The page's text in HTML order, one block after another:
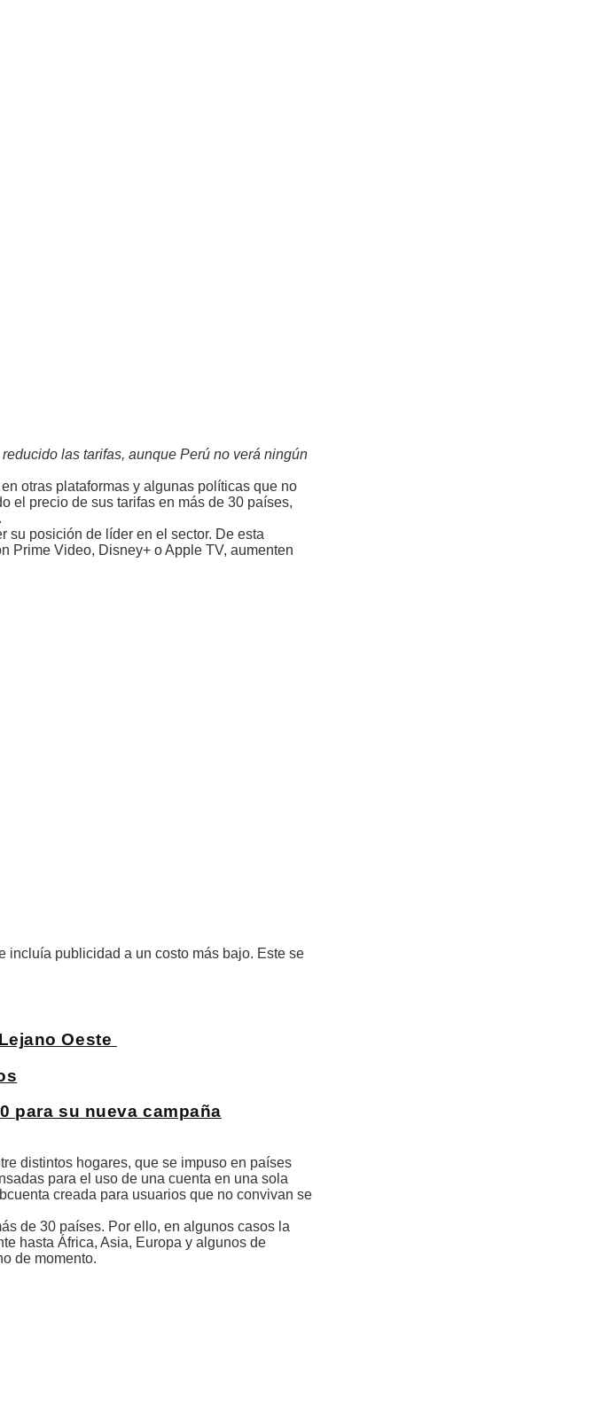
las tarifas, aunque Perú no verá ningún
otras plataformas y algunas políticas que no
el precio de sus tarifas en más de 30 países,
su posición de líder en el sector. De esta
Prime Video, Disney+ o Apple TV, aumenten
incluía publicidad a un costo más bajo. Este se
Oeste
para su nueva campaña
distintos hogares, que se impuso en países
para el uso de una cuenta en una sola
creada para usuarios que no convivan se
de 30 países. Por ello, en algunos casos la
hasta África, Asia, Europa y algunos de
de momento.